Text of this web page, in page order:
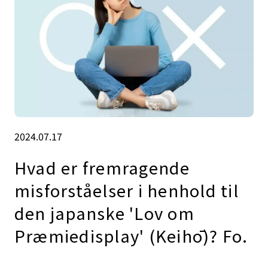
2024.07.17
Hvad er fremragende
misforståelser i henhold til
den japanske 'Lov om
Præmiedisplay' (Keihō)? Fo.